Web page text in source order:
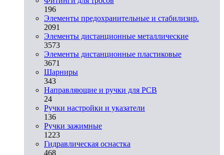
196
Элементы предохранительные и стабилизир.
2091
Элементы дистанционные металлические
3573
Элементы дистанционные пластиковые
3671
Шарниры
343
Направляющие и ручки для PCB
24
Ручки настройки и указатели
136
Ручки зажимные
1223
Гидравлическая оснастка
468